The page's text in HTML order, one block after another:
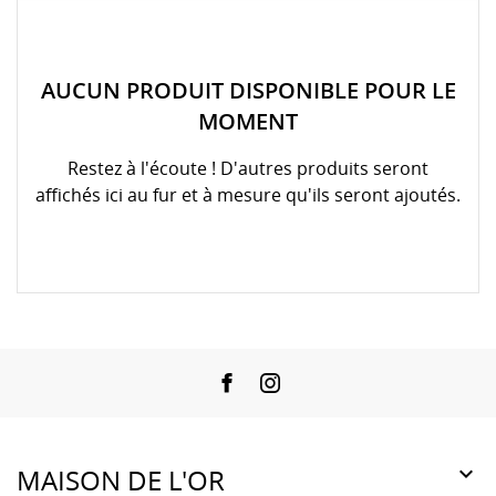
AUCUN PRODUIT DISPONIBLE POUR LE
MOMENT
Restez à l'écoute ! D'autres produits seront
affichés ici au fur et à mesure qu'ils seront ajoutés.
FacebookInstagram
MAISON DE L'OR 